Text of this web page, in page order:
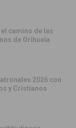
camino de las
de Orihuela
2026 con
y Cristianos